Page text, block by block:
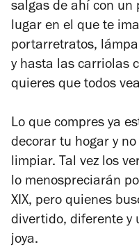
salgas de ahí con un
lugar en el que te
portarretratos,
y hasta las carriolas
quieres que todos
Lo que compres ya
decorar tu hogar y
limpiar. Tal vez los
lo menospreciarán
XIX, pero quienes
divertido, diferente y
joya.